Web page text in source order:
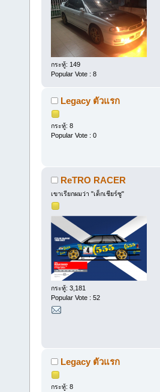
กระทู้: 149
Popular Vote : 8
Legacy ตัวแรก
กระทู้: 8
Popular Vote : 0
ReTRO RACER
เขาเรียกผมว่า "เด็กเชียร์ซู"
กระทู้: 3,181
Popular Vote : 52
Legacy ตัวแรก
กระทู้: 8